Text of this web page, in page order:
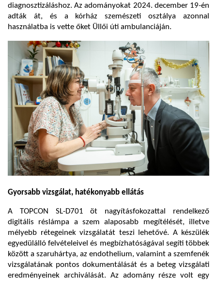
diagnosztizáláshoz. Az adományokat 2024. december 19-én
adták át, és a kórház szemészeti osztálya azonnal
használatba is vette őket Üllői úti ambulanciáján.
Gyorsabb vizsgálat, hatékonyabb ellátás
A TOPCON SL-D701 öt nagyításfokozattal rendelkező
digitális réslámpa a szem alaposabb megítélését, illetve
mélyebb rétegeinek vizsgálatát teszi lehetővé. A készülék
egyedülálló felvételeivel és megbízhatóságával segíti többek
között a szaruhártya, az endothelium, valamint a szemfenék
vizsgálatának pontos dokumentálását és a beteg vizsgálati
eredményeinek archiválását. Az adomány része volt egy